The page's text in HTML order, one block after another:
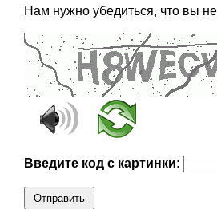
Нам нужно убедиться, что вы
Введите код с картинки:
Отправить